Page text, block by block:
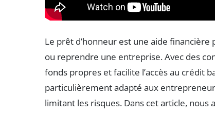
Le prêt d’honneur est une aide
ou reprendre une entreprise. Avec des
fonds propres et facilite l’accès au crédit
particulièrement adapté aux
limitant les risques. Dans cet article,